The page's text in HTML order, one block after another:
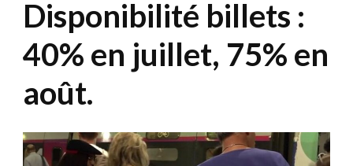
Disponibilité billets :
40% en juillet, 75% en
août.